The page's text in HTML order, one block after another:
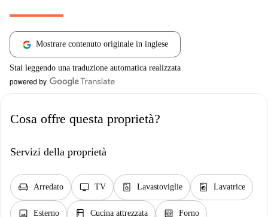
Mostrare contenuto originale in inglese
Stai leggendo una traduzione automatica realizzata
Cosa offre questa proprietà?
Servizi della proprietà
chair Arredato tv TV dishwasher_gen Lavastoviglie local_laundry_service Lavatrice
image Esterno kitchen Cucina attrezzata oven_gen Forno